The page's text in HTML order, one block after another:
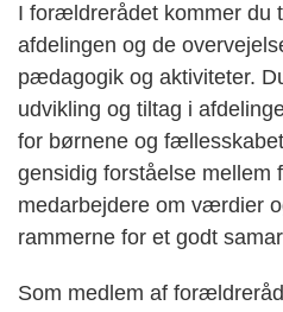
I forældrerådet kommer du
afdelingen og de
pædagogik og aktiviteter.
udvikling og tiltag i
for børnene og
gensidig forståelse mellem
medarbejdere om værdier
rammerne for et godt
Som medlem af